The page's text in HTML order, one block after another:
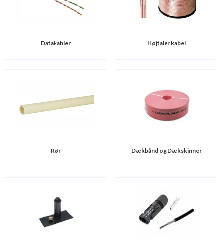
Datakabler Højtaler kabel
Rør Dækbånd og Dækskinner